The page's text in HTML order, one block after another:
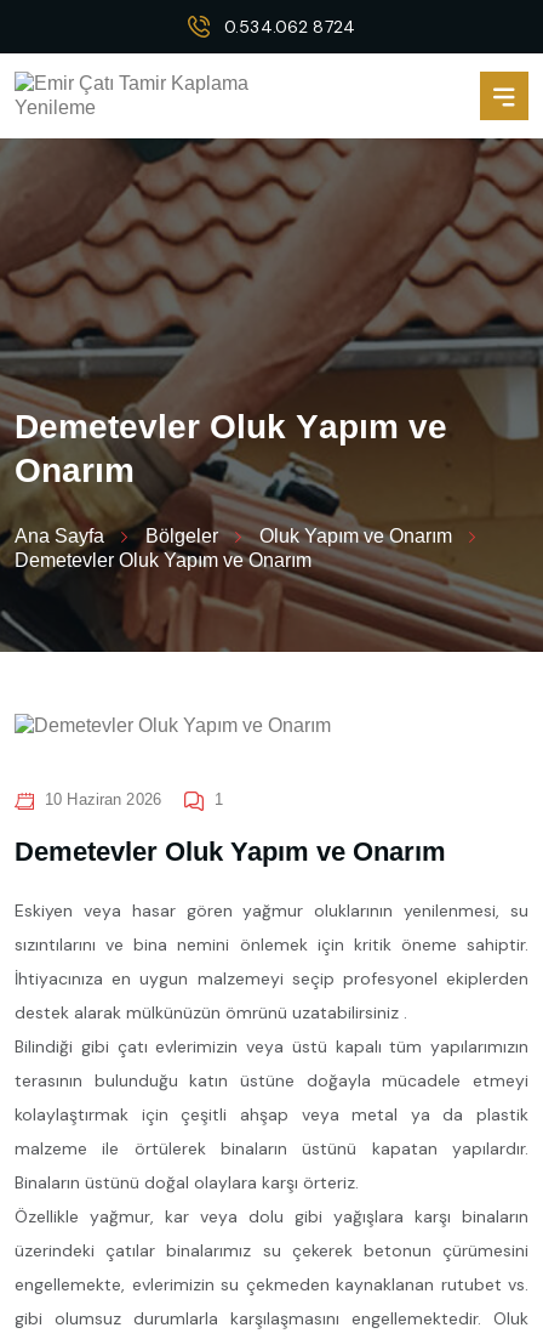
0.534.062 8724
Demetevler Oluk Yapım ve
Onarım
Ana Sayfa Bölgeler
Oluk Yapım ve Onarım
Demetevler Oluk Yapım ve Onarım
10 Haziran 2026 1
Demetevler Oluk Yapım ve Onarım
Eskiyen veya hasar gören yağmur oluklarının yenilenmesi, su
sızıntılarını ve bina nemini önlemek için kritik öneme sahiptir.
İhtiyacınıza en uygun malzemeyi seçip profesyonel ekiplerden
destek alarak mülkünüzün ömrünü uzatabilirsiniz .
Bilindiği gibi çatı evlerimizin veya üstü kapalı tüm yapılarımızın
terasının bulunduğu katın üstüne doğayla mücadele etmeyi
kolaylaştırmak için çeşitli ahşap veya metal ya da plastik
malzeme ile örtülerek binaların üstünü kapatan yapılardır.
Binaların üstünü doğal olaylara karşı örteriz.
Özellikle yağmur, kar veya dolu gibi yağışlara karşı binaların
üzerindeki çatılar binalarımız su çekerek betonun çürümesini
engellemekte, evlerimizin su çekmeden kaynaklanan rutubet vs.
gibi olumsuz durumlarla karşılaşmasını engellemektedir. Oluk